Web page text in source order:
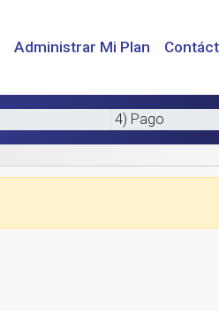
Administrar Mi Plan
4) Pago